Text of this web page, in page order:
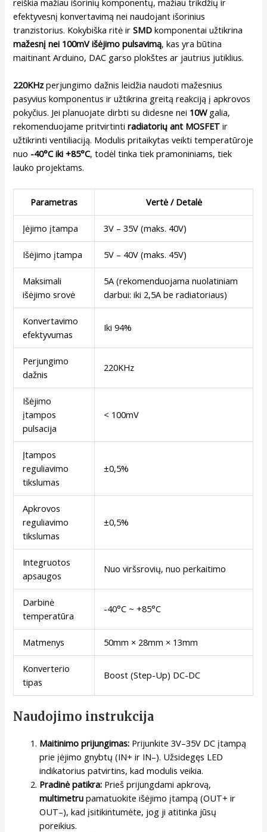
reiškia mažiau išorinių komponentų, mažiau trikdžių ir
efektyvesnį konvertavimą nei naudojant išorinius
tranzistorius. Kokybiška ritė irSMD komponentai užtikrina
mažesnį nei 100mV išėjimo pulsavimą, kas yra būtina
maitinant Arduino, DAC garso plokštes ar jautrius jutiklius.
220KHzperjungimo dažnis leidžia naudoti mažesnius
pasyvius komponentus ir užtikrina greitą reakciją į apkrovos
pokyčius. Jei planuojate dirbti su didesne nei 10Wgalia,
rekomenduojame pritvirtintiradiatorių ant MOSFET ir
užtikrinti ventiliaciją. Modulis pritaikytas veikti temperatūroje
nuo -40°C iki +85°C, todėl tinka tiek pramoniniams, tiek
lauko projektams.
Parametras Vertė / Detalė
Įėjimo įtampa 3V – 35V (maks. 40V)
Išėjimo įtampa 5V – 40V (maks. 45V)
Maksimali
išėjimo srovė
5A (rekomenduojama nuolatiniam
darbui: iki 2,5A be radiatoriaus)
Konvertavimo
efektyvumas
Iki 94%
Perjungimo
dažnis
220KHz
Išėjimo
įtampos
pulsacija
< 100mV
Įtampos
reguliavimo
tikslumas
±0,5%
Apkrovos
reguliavimo
tikslumas
±0,5%
Integruotos
apsaugos
Nuo viršsrovių, nuo perkaitimo
Darbinė
temperatūra
-40°C ~ +85°C
Matmenys 50mm × 28mm × 13mm
Konverterio
tipas
Boost (Step-Up) DC-DC
Naudojimo instrukcija
Maitinimo prijungimas: Prijunkite 3V–35V DC įtampą
prie įėjimo gnybtų (IN+ ir IN–). Užsidegęs LED
indikatorius patvirtins, kad modulis veikia.
Pradinė patikra: Prieš prijungdami apkrovą,
multimetru pamatuokite išėjimo įtampą (OUT+ ir
OUT–), kad įsitikintumėte, jog ji atitinka jūsų
poreikius.